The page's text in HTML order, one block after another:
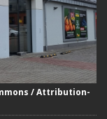
/ Attribution-